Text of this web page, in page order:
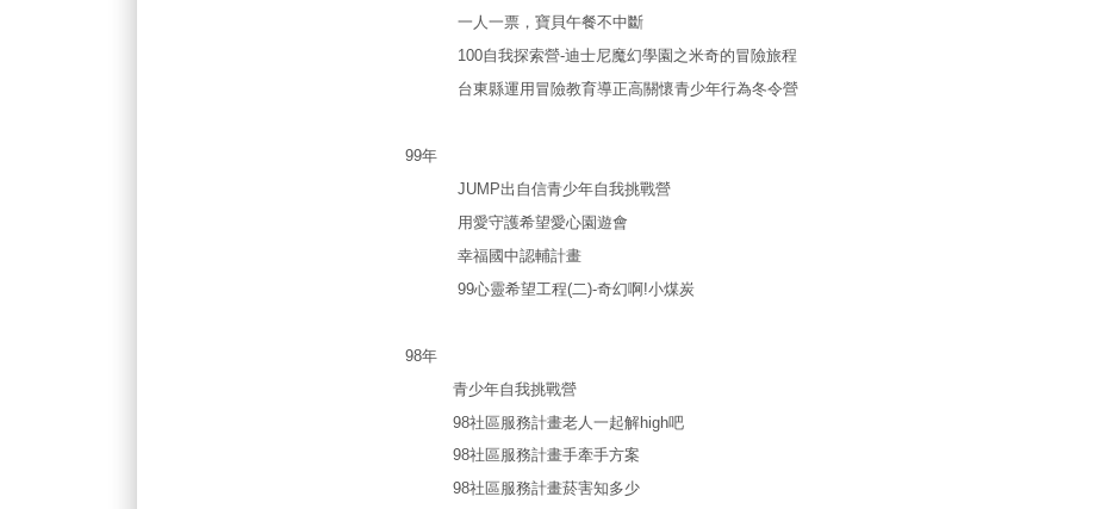
一人一票，寶貝午餐不中斷
100自我探索營-迪士尼魔幻學園之米奇的冒險旅程
台東縣運用冒險教育導正高關懷青少年行為冬令營
99年
JUMP出自信青少年自我挑戰營
用愛守護希望愛心園遊會
幸福國中認輔計畫
99心靈希望工程(二)-奇幻啊!小煤炭
98年
青少年自我挑戰營
98社區服務計畫老人一起解high吧
98社區服務計畫手牽手方案
98社區服務計畫菸害知多少